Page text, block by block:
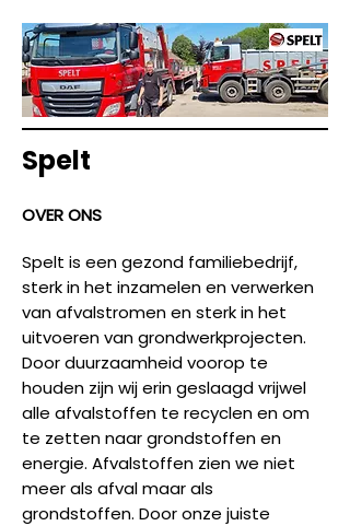
Spelt
OVER ONS
Spelt is een gezond familiebedrijf,
sterk in het inzamelen en verwerken
van afvalstromen en sterk in het
uitvoeren van grondwerkprojecten.
Door duurzaamheid voorop te
houden zijn wij erin geslaagd vrijwel
alle afvalstoffen te recyclen en om
te zetten naar grondstoffen en
energie. Afvalstoffen zien we niet
meer als afval maar als
grondstoffen. Door onze juiste